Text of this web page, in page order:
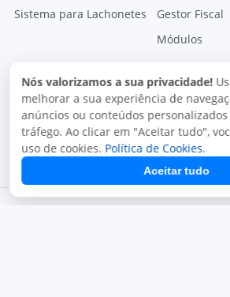
Sistema para Lachonetes
Gestor Fiscal
Módulos
Nós valorizamos a sua privacidade!
melhorar a sua experiência de
anúncios ou conteúdos
tráfego. Ao clicar em "Aceitar tudo",
uso de cookies. Política de Cookies.
Aceitar tudo